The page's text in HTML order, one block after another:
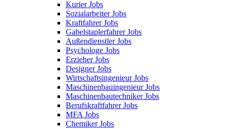
Kurier Jobs
Sozialarbeiter Jobs
Kraftfahrer Jobs
Gabelstaplerfahrer Jobs
Außendienstler Jobs
Psychologe Jobs
Erzieher Jobs
Designer Jobs
Wirtschaftsingenieur Jobs
Maschinenbauingenieur Jobs
Maschinenbautechniker Jobs
Berufskraftfahrer Jobs
MFA Jobs
Chemiker Jobs